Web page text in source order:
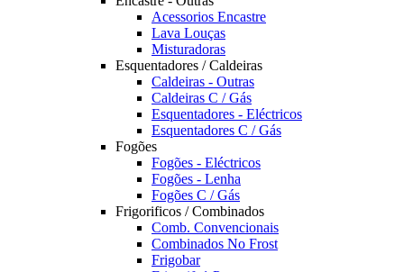
Acessorios Encastre
Lava Louças
Misturadoras
Esquentadores / Caldeiras
Caldeiras - Outras
Caldeiras C / Gás
Esquentadores - Eléctricos
Esquentadores C / Gás
Fogões
Fogões - Eléctricos
Fogões - Lenha
Fogões C / Gás
Frigorificos / Combinados
Comb. Convencionais
Combinados No Frost
Frigobar